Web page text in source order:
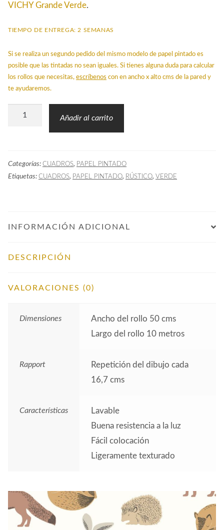
VICHY Grande Verde.
TIEMPO DE ENTREGA: 2 SEMANAS
Si se realiza un segundo pedido del mismo modelo de papel pintado es
posible que las tintadas no sean iguales. Si tienes alguna duda para calcular
los rollos que necesitas, escríbenos con en ancho x alto cms de la pared y
te ayudaremos.
Papel
Menta
cantidad
Añadir al carrito
Categorías: CUADROS, PAPEL PINTADO
Etiquetas: CUADROS, PAPEL PINTADO, RÚSTICO, VERDE
INFORMACIÓN ADICIONAL
DESCRIPCIÓN
VALORACIONES (0)
Dimensiones
Ancho del rollo 50 cms
Largo del rollo 10 metros
Rapport
Repetición del dibujo cada
16,7 cms
Características
Lavable
Buena resistencia a la luz
Fácil colocación
Ligeramente texturado